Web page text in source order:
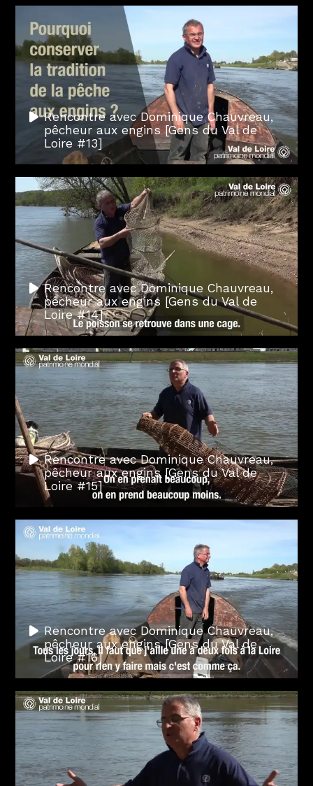
Rencontre avec Dominique Chauvreau,
pêcheur aux engins [Gens du Val de
Loire #13]
Rencontre avec Dominique Chauvreau,
pêcheur aux engins [Gens du Val de
Loire #14]
Rencontre avec Dominique Chauvreau,
pêcheur aux engins [Gens du Val de
Loire #15]
Rencontre avec Dominique Chauvreau,
pêcheur aux engins [Gens du Val de
Loire #16]